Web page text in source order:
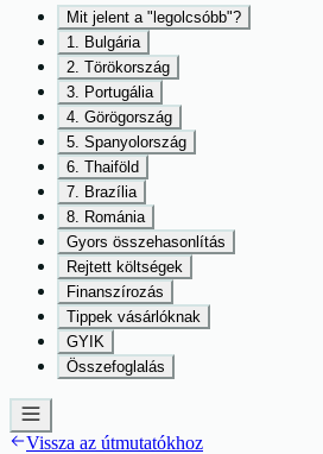
Mit jelent a "legolcsóbb"?
1. Bulgária
2. Törökország
3. Portugália
4. Görögország
5. Spanyolország
6. Thaiföld
7. Brazília
8. Románia
Gyors összehasonlítás
Rejtett költségek
Finanszírozás
Tippek vásárlóknak
GYIK
Összefoglalás
Vissza az útmutatókhoz